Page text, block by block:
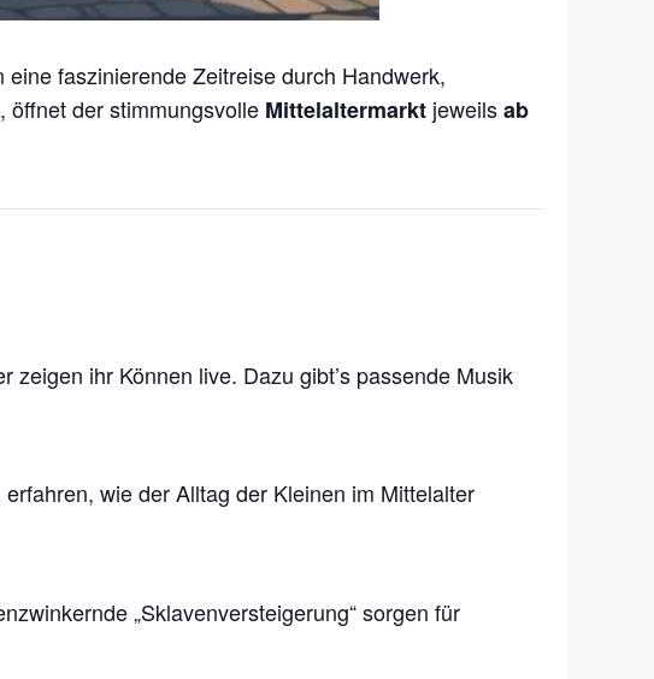
eine faszinierende Zeitreise durch Handwerk,
öffnet der stimmungsvolle Mittelaltermarkt jeweilsab
ihr Können live. Dazu gibt’s passende Musik
wie der Alltag der Kleinen im Mittelalter
„Sklavenversteigerung“ sorgen für